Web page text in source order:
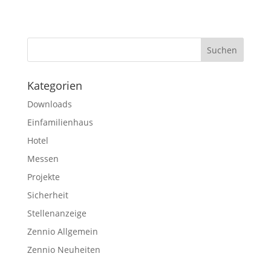
Kategorien
Downloads
Einfamilienhaus
Hotel
Messen
Projekte
Sicherheit
Stellenanzeige
Zennio Allgemein
Zennio Neuheiten